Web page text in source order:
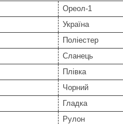
Ореол-1
Україна
Поліестер
Сланець
Плівка
Чорний
Гладка
Рулон